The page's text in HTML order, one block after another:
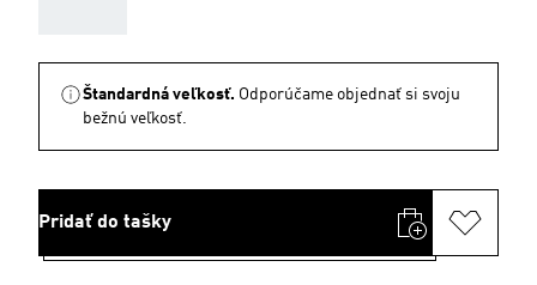
Štandardná veľkosť. Odporúčame objednať si svoju
bežnú veľkosť.
Pridať do tašky